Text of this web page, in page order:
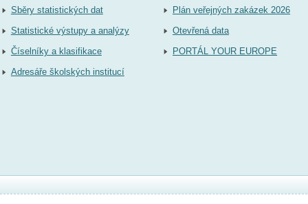
Sběry statistických dat
Statistické výstupy a analýzy
Číselníky a klasifikace
Adresáře školských institucí
Plán veřejných zakázek 2026
Otevřená data
PORTÁL YOUR EUROPE